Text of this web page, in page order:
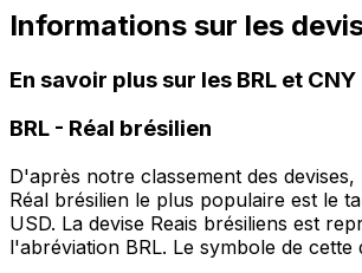
Informations sur les
En savoir plus sur les BRL et CNY
BRL - Réal brésilien
D'après notre classement des
Réal brésilien le plus populaire est le
USD. La devise Reais brésiliens est
l'abréviation BRL. Le symbole de cette